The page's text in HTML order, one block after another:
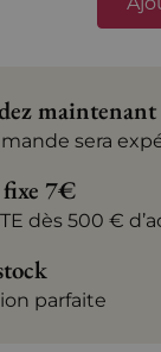
maintenant
sera
7€
dès 500 €
parfaite